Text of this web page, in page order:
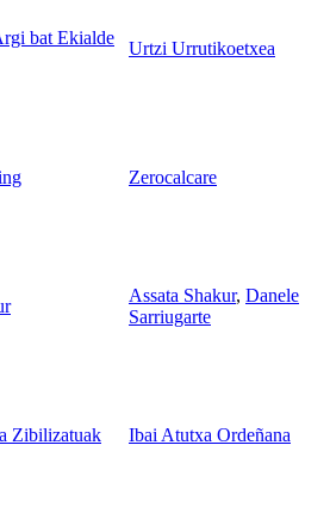
bat Ekialde
Urtzi Urrutikoetxea
Zerocalcare
Assata Shakur, Danele
Sarriugarte
Zibilizatuak Ibai Atutxa Ordeñana